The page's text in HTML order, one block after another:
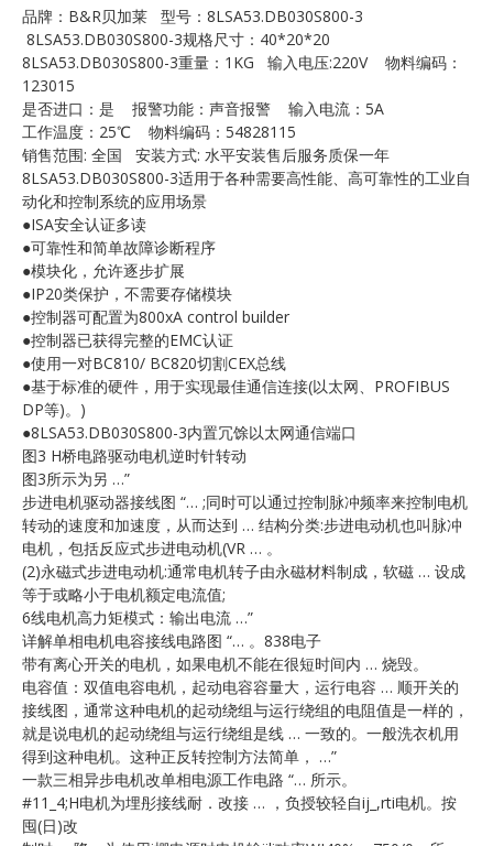
品牌：B&R贝加莱 型号：8LSA53.DB030S800-3
8LSA53.DB030S800-3规格尺寸：40*20*20
8LSA53.DB030S800-3重量：1KG 输入电压:220V 物料编码：
123015
是否进口：是 报警功能：声音报警 输入电流：5A
工作温度：25℃ 物料编码：54828115
销售范围: 全国 安装方式: 水平安装售后服务质保一年
8LSA53.DB030S800-3适用于各种需要高性能、高可靠性的工业自
动化和控制系统的应用场景
●ISA安全认证多读
●可靠性和简单故障诊断程序
●模块化，允许逐步扩展
●IP20类保护，不需要存储模块
●控制器可配置为800xA control builder
●控制器已获得完整的EMC认证
●使用一对BC810/ BC820切割CEX总线
●基于标准的硬件，用于实现最佳通信连接(以太网、PROFIBUS
DP等)。)
●8LSA53.DB030S800-3内置冗馀以太网通信端口
图3 H桥电路驱动电机逆时针转动
图3所示为另 …”
步进电机驱动器接线图 “… ;同时可以通过控制脉冲频率来控制电机
转动的速度和加速度，从而达到 … 结构分类:步进电动机也叫脉冲
电机，包括反应式步进电动机(VR … 。
(2)永磁式步进电动机:通常电机转子由永磁材料制成，软磁 … 设成
等于或略小于电机额定电流值;
6线电机高力矩模式：输出电流 …”
详解单相电机电容接线电路图 “… 。838电子
带有离心开关的电机，如果电机不能在很短时间内 … 烧毁。
电容值：双值电容电机，起动电容容量大，运行电容 … 顺开关的
接线图，通常这种电机的起动绕组与运行绕组的电阻值是一样的，
就是说电机的起动绕组与运行绕组是线 … 一致的。一般洗衣机用
得到这种电机。这种正反转控制方法简单， …”
一款三相异步电机改单相电源工作电路 “… 所示。
#11_4;H电机为埋彤接线耐．改接 … ，负授较轻自ij_,rti电机。按
囤(日)改